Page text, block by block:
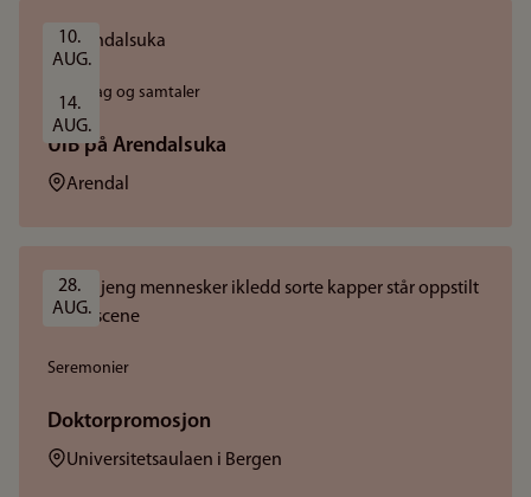
10.
AUG.
14.
AUG.
Foredrag og samtaler
UiB på Arendalsuka
Sted:Arendal
28.
AUG.
Seremonier
Doktorpromosjon
Sted:Universitetsaulaen i Bergen